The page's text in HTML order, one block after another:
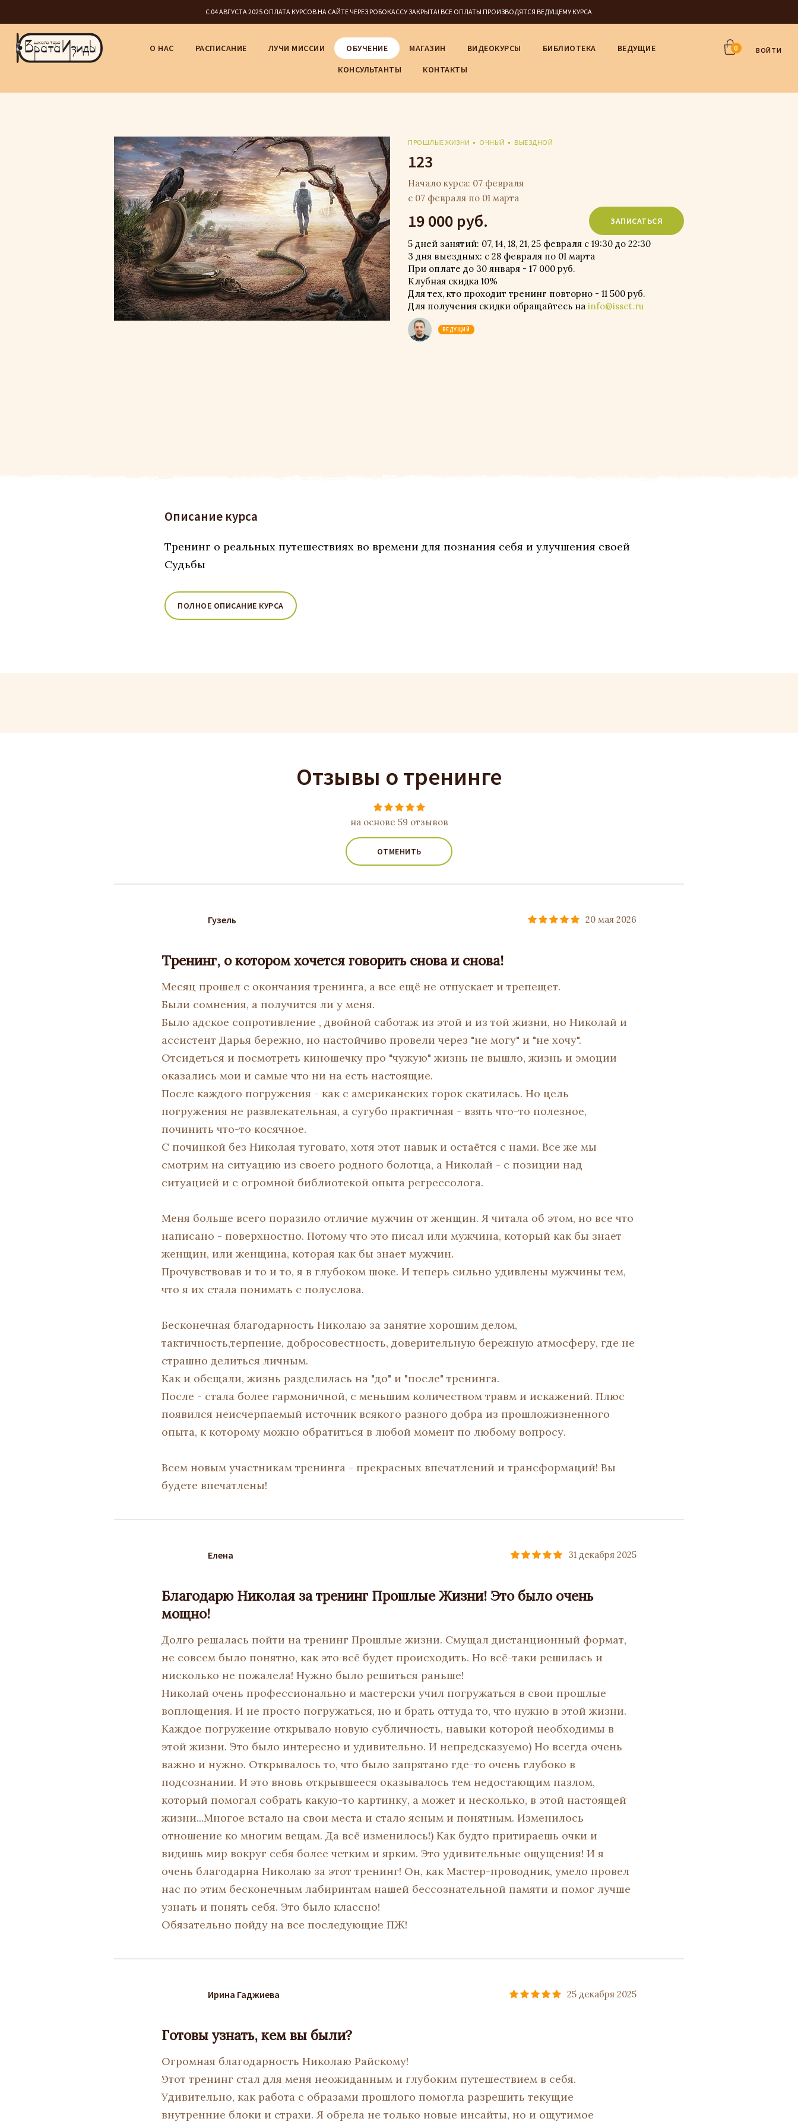
С 04 АВГУСТА 2025 ОПЛАТА КУРСОВ НА САЙТЕ ЧЕРЕЗ РОБОКАССУ ЗАКРЫТА! ВСЕ ОПЛАТЫ ПРОИЗВОДЯТСЯ ВЕДУЩЕМУ КУРСА
0 ВОЙТИ
О НАС РАСПИСАНИЕ ЛУЧИ МИССИИ ОБУЧЕНИЕ МАГАЗИН ВИДЕОКУРСЫ БИБЛИОТЕКА
ВЕДУЩИЕ
КОНСУЛЬТАНТЫ
КОНТАКТЫ
ПРОШЛЫЕ ЖИЗНИ ОЧНЫЙ ВЫЕЗДНОЙ
123
Начало курса: 07 февраля
с 07 февраля по 01 марта
ЗАПИСАТЬСЯ
19 000 руб.
5 дней занятий: 07, 14, 18, 21, 25 февраля с 19:30 до 22:30
3 дня выездных: с 28 февраля по 01 марта
При оплате до 30 января - 17 000 руб.
Клубная скидка 10%
Для тех, кто проходит тренинг повторно - 11 500 руб.
Для получения скидки обращайтесь на info@isset.ru
ВЕДУЩИЙ
Описание курса
Тренинг о реальных путешествиях во времени для познания себя и улучшения своей
Судьбы
ПОЛНОЕ ОПИСАНИЕ КУРСА
Отзывы о тренинге
на основе 59 отзывов
ОТМЕНИТЬ
20 мая 2026
Гузель
Тренинг, о котором хочется говорить снова и снова!
Месяц прошел с окончания тренинга, а все ещё не отпускает и трепещет.
Были сомнения, а получится ли у меня.
Было адское сопротивление , двойной саботаж из этой и из той жизни, но Николай и
ассистент Дарья бережно, но настойчиво провели через "не могу" и "не хочу".
Отсидеться и посмотреть киношечку про "чужую" жизнь не вышло, жизнь и эмоции
оказались мои и самые что ни на есть настоящие.
После каждого погружения - как с американских горок скатилась. Но цель
погружения не развлекательная, а сугубо практичная - взять что-то полезное,
починить что-то косячное.
С починкой без Николая туговато, хотя этот навык и остаётся с нами. Все же мы
смотрим на ситуацию из своего родного болотца, а Николай - с позиции над
ситуацией и с огромной библиотекой опыта регрессолога.
Меня больше всего поразило отличие мужчин от женщин. Я читала об этом, но все что
написано - поверхностно. Потому что это писал или мужчина, который как бы знает
женщин, или женщина, которая как бы знает мужчин.
Прочувствовав и то и то, я в глубоком шоке. И теперь сильно удивлены мужчины тем,
что я их стала понимать с полуслова.
Бесконечная благодарность Николаю за занятие хорошим делом,
тактичность,терпение, добросовестность, доверительную бережную атмосферу, где не
страшно делиться личным.
Как и обещали, жизнь разделилась на "до" и "после" тренинга.
После - стала более гармоничной, с меньшим количеством травм и искажений. Плюс
появился неисчерпаемый источник всякого разного добра из прошложизненного
опыта, к которому можно обратиться в любой момент по любому вопросу.
Всем новым участникам тренинга - прекрасных впечатлений и трансформаций! Вы
будете впечатлены!
31 декабря 2025
Елена
Благодарю Николая за тренинг Прошлые Жизни! Это было очень
мощно!
Долго решалась пойти на тренинг Прошлые жизни. Смущал дистанционный формат,
не совсем было понятно, как это всё будет происходить. Но всё-таки решилась и
нисколько не пожалела! Нужно было решиться раньше!
Николай очень профессионально и мастерски учил погружаться в свои прошлые
воплощения. И не просто погружаться, но и брать оттуда то, что нужно в этой жизни.
Каждое погружение открывало новую субличность, навыки которой необходимы в
этой жизни. Это было интересно и удивительно. И непредсказуемо) Но всегда очень
важно и нужно. Открывалось то, что было запрятано где-то очень глубоко в
подсознании. И это вновь открывшееся оказывалось тем недостающим пазлом,
который помогал собрать какую-то картинку, а может и несколько, в этой настоящей
жизни...Многое встало на свои места и стало ясным и понятным. Изменилось
отношение ко многим вещам. Да всё изменилось!) Как будто притираешь очки и
видишь мир вокруг себя более четким и ярким. Это удивительные ощущения! И я
очень благодарна Николаю за этот тренинг! Он, как Мастер-проводник, умело провел
нас по этим бесконечным лабиринтам нашей бессознательной памяти и помог лучше
узнать и понять себя. Это было классно!
Обязательно пойду на все последующие ПЖ!
25 декабря 2025
Ирина Гаджиева
Готовы узнать, кем вы были?
Огромная благодарность Николаю Райскому!
Этот тренинг стал для меня неожиданным и глубоким путешествием в себя.
Удивительно, как работа с образами прошлого помогла разрешить текущие
внутренние блоки и страхи. Я обрела не только новые инсайты, но и ощутимое